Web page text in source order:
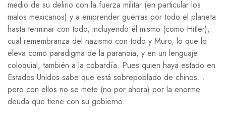
medio de su delirio con la fuerza militar (en particular los
malos mexicanos) y a emprender guerras por todo el planeta
hasta terminar con todo, incluyendo él mismo (como Hitler),
cual remembranza del nazismo con todo y Muro, lo que lo
eleva como paradigma de la paranoia, y en un lenguaje
coloquial, también a la cobardía. Pues quien haya estado en
Estados Unidos sabe que está sobrepoblado de chinos…
pero con ellos no se mete (no por ahora) por la enorme
deuda que tiene con su gobierno.